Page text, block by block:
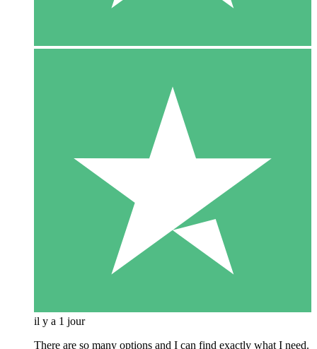
il y a 1 jour
There are so many options and I can find exactly what I need.